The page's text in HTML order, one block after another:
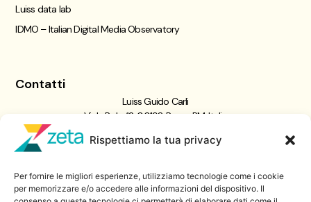
Rispettiamo la tua privacy
Per fornire le migliori esperienze, utilizziamo tecnologie come i cookie
per memorizzare e/o accedere alle informazioni del dispositivo. Il
Luiss data lab
IDMO – Italian Digital Media Observatory
Contatti
Luiss Guido Carli
Viale Pola, 12, 00198 Roma RM, Italia
06 8522 5358
Iscriviti a